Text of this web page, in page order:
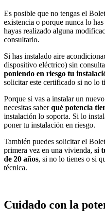
Es posible que no tengas el
existencia o porque nunca lo
hayas realizado alguna
consultarlo.
Si has instalado aire
dispositivo eléctrico) sin
poniendo en riesgo tu
solicitar este certificado si no lo
Porque si vas a instalar un
necesitas saberqué potencia
instalación lo soporta. Si lo
poner tu instalación en riesgo.
También puedes solicitar el
primera vez en una vivienda, si
de 20 años, si no lo tienes o si
técnica.
Cuidado con la